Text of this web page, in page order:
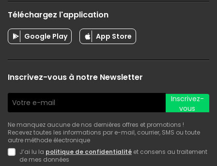
Téléchargez l'application
Google Play App Store
Inscrivez-vous à notre Newsletter
Inscrivez-
vous
Ne manquez aucune de nos dernières offres et promotions !
Recevez toutes les informations par e-mail, courrier, SMS ou toute
autre méthode électronique
J’ai lu la politique de confidentialité et consens au traitement
de mes données